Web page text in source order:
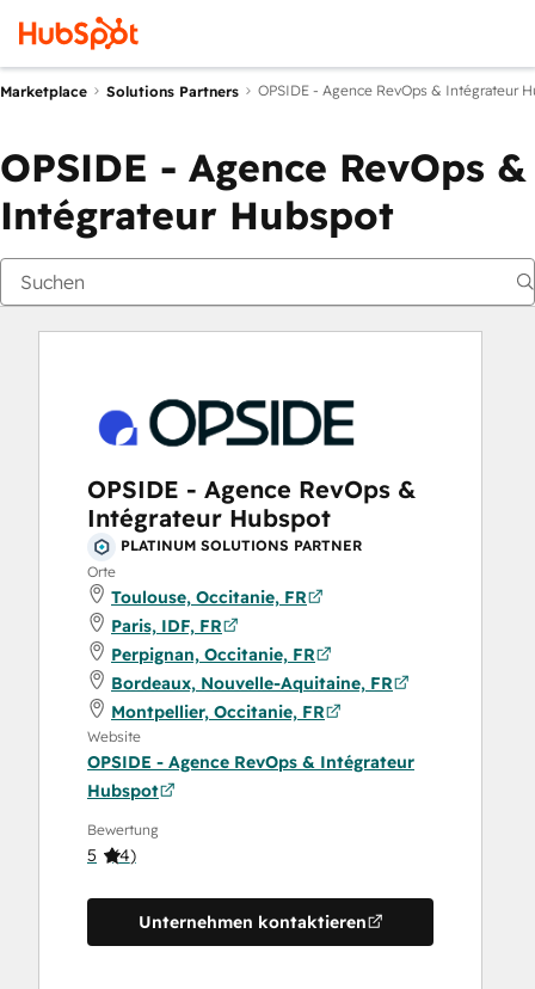
Marketplace Solutions Partners OPSIDE - Agence RevOps & Intégrateur
OPSIDE - Agence RevOps &
Intégrateur Hubspot
OPSIDE - Agence RevOps &
Intégrateur Hubspot
PLATINUM SOLUTIONS PARTNER
Orte
Toulouse, Occitanie, FR
Paris, IDF, FR
Perpignan, Occitanie, FR
Bordeaux, Nouvelle-Aquitaine, FR
Montpellier, Occitanie, FR
Website
OPSIDE - Agence RevOps & Intégrateur
Hubspot
Bewertung
5 (4)
Unternehmen kontaktieren